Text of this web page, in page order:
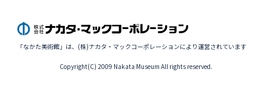
「なかた美術館」は、(株)ナカタ・マックコーポレーションにより運営されています
Copyright(C) 2009 Nakata Museum All rights reserved.